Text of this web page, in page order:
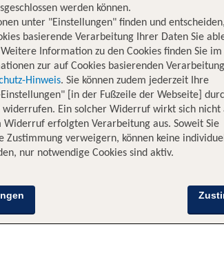
werden können.
unter "Einstellungen" finden und
basierende Verarbeitung Ihrer Daten Sie
Information zu den Cookies finden Sie im
zur auf Cookies basierenden
Hinweis. Sie können zudem jederzeit Ihre
[in der Fußzeile der Webseite]
widerrufen. Ein solcher Widerruf wirkt sich nicht
Widerruf erfolgten Verarbeitung aus. Soweit Sie
Zustimmung verweigern, können keine
nur notwendige Cookies sind aktiv.